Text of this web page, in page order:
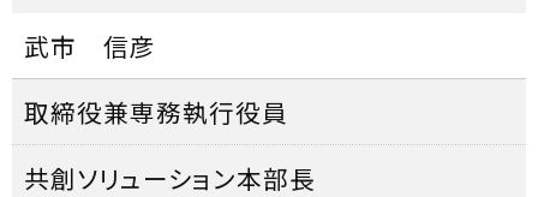
武市 信彦
取締役兼専務執行役員
共創ソリューション本部長